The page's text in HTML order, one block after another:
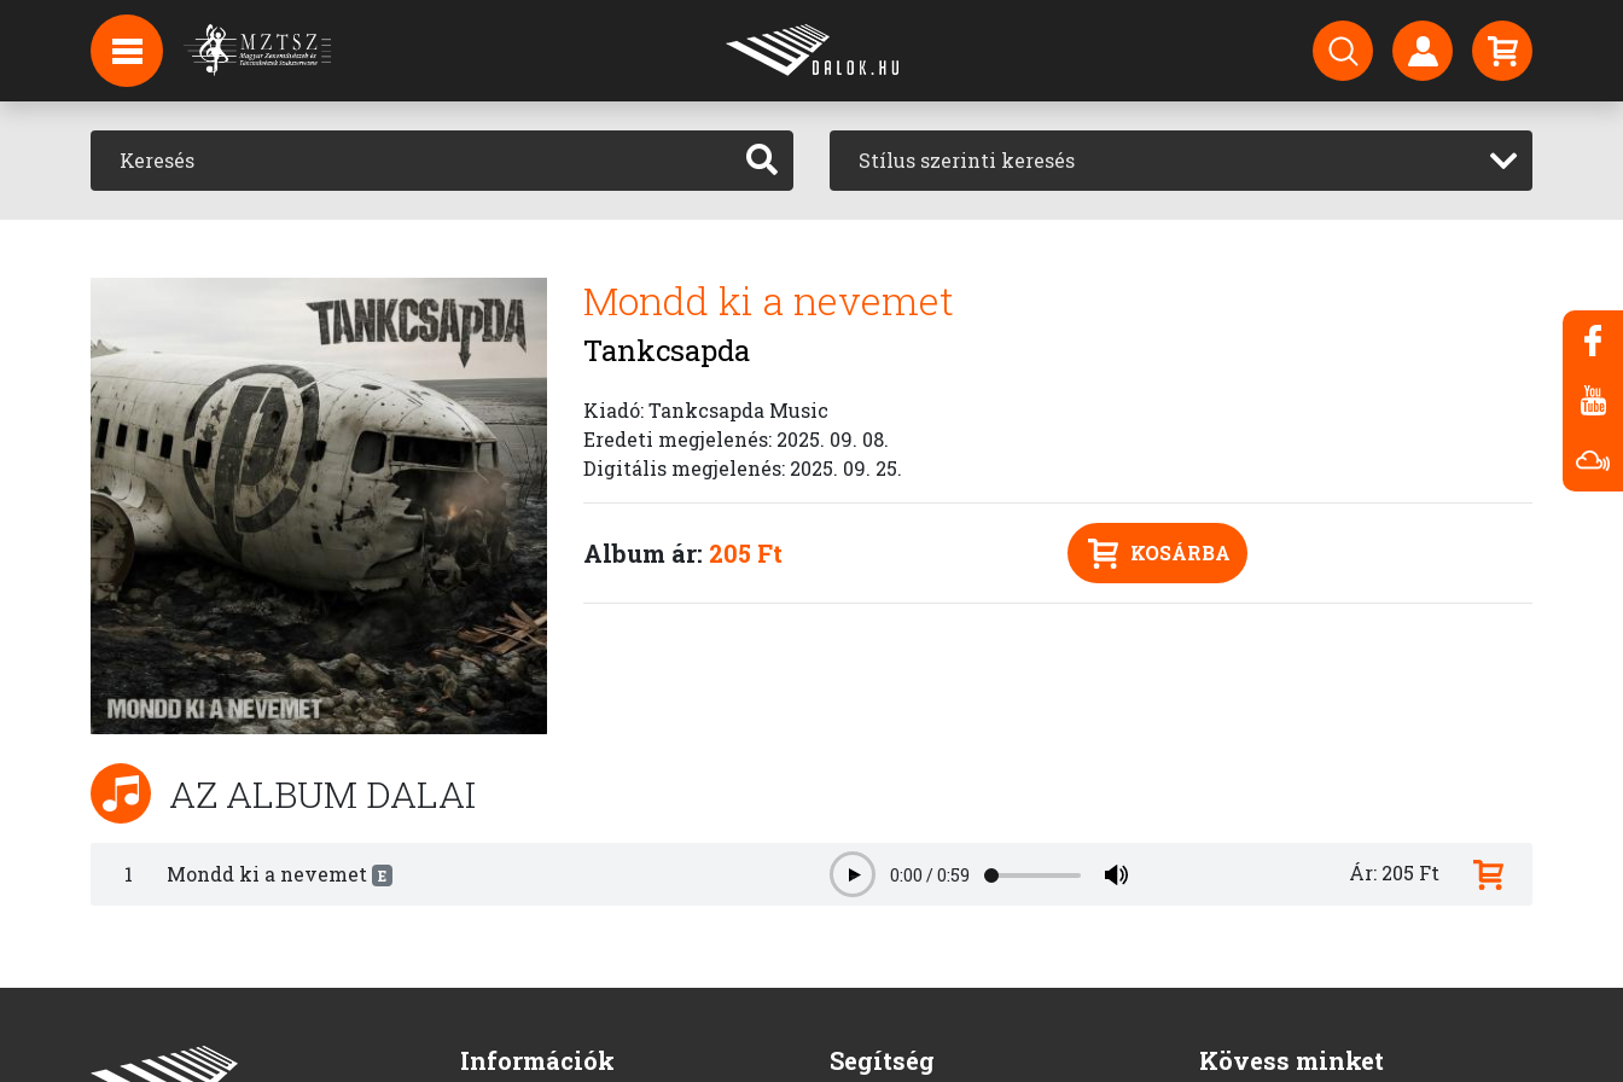
HÍREK
HÍRLEVÉL FELIRATKOZÁS
PODCAST Stílus szerinti keresés
Mondd ki a nevemet
Tankcsapda
Kiadó: Tankcsapda Music
Eredeti megjelenés: 2025. 09. 08.
Digitális megjelenés: 2025. 09. 25.
Album ár: 205 Ft KOSÁRBA
AZ ALBUM DALAI
1 Mondd ki a nevemet E Play0:00 /0:59 Ár: 205 Ft
Információk Segítség Kövess minket